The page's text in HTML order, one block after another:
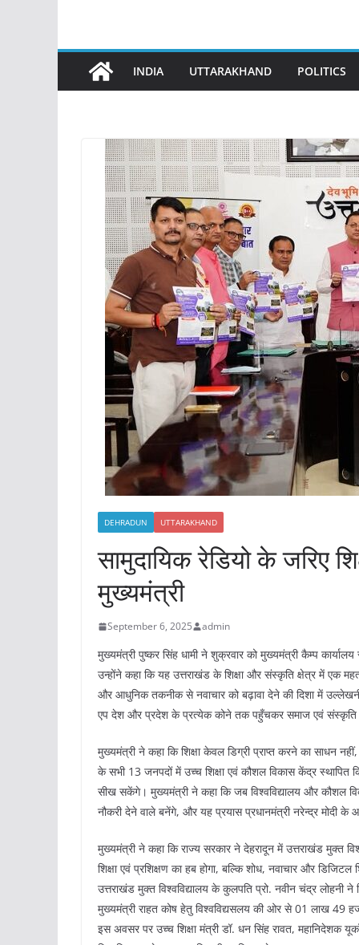
INDIA UTTARAKHAND POLITICS
DEHRADUN UTTARAKHAND
सामुदायिक रेडियो के जरिए
मुख्यमंत्री
September 6, 2025 admin
मुख्यमंत्री पुष्कर सिंह धामी ने शुक्रवार को मुख्यमंत्री कैम्प कार्यालय
उन्होंने कहा कि यह उत्तराखंड के शिक्षा और संस्कृति क्षेत्र में एक
और आधुनिक तकनीक से नवाचार को बढ़ावा देने की दिशा में उल्लेखनीय
एप देश और प्रदेश के प्रत्येक कोने तक पहुँचकर समाज एवं
मुख्यमंत्री ने कहा कि शिक्षा केवल डिग्री प्राप्त करने का साधन
के सभी 13 जनपदों में उच्च शिक्षा एवं कौशल विकास केंद्र स्थापित
सीख सकेंगे। मुख्यमंत्री ने कहा कि जब विश्वविद्यालय और कौशल
नौकरी देने वाले बनेंगे, और यह प्रयास प्रधानमंत्री नरेन्द्र मोदी
मुख्यमंत्री ने कहा कि राज्य सरकार ने देहरादून में उत्तराखंड मुक्त
शिक्षा एवं प्रशिक्षण का हब होगा, बल्कि शोध, नवाचार और डिजिटल
उत्तराखंड मुक्त विश्वविद्यालय के कुलपति प्रो. नवीन चंद्र लोहनी ने
मुख्यमंत्री राहत कोष हेतु विश्वविद्यसलय की ओर से 01 लाख 49
इस अवसर पर उच्च शिक्षा मंत्री डॉ. धन सिंह रावत, महानिदेशक